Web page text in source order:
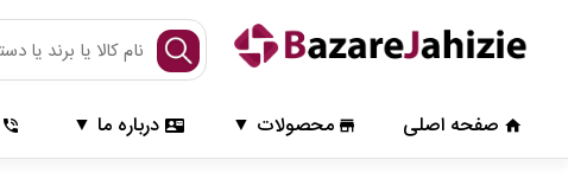
ورود / ثبت نام
صفحه اصلی محصولات درباره ما